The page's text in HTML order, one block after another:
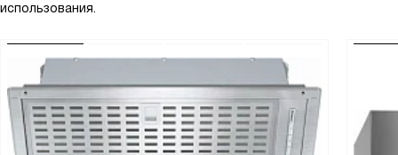
использования.